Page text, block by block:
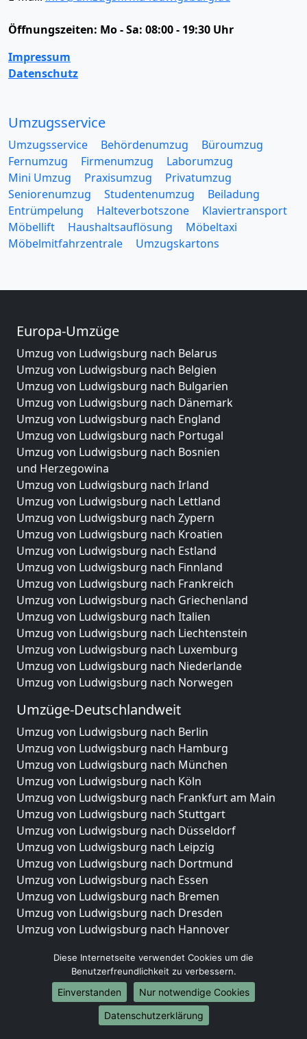
Öffnungszeiten: Mo - Sa: 08:00 - 19:30 Uhr
Impressum
Datenschutz
Umzugsservice
Umzugsservice Behördenumzug
Büroumzug
Fernumzug
Firmenumzug
Laborumzug
Mini Umzug
Praxisumzug
Privatumzug
Seniorenumzug
Studentenumzug
Beiladung
Entrümpelung
Halteverbotszone
Klaviertransport
Möbellift
Haushaltsauflösung
Möbeltaxi
Möbelmitfahrzentrale
Umzugskartons
Europa-Umzüge
Umzug von Ludwigsburg nach Belarus
Umzug von Ludwigsburg nach Belgien
Umzug von Ludwigsburg nach Bulgarien
Umzug von Ludwigsburg nach Dänemark
Umzug von Ludwigsburg nach England
Umzug von Ludwigsburg nach Portugal
Umzug von Ludwigsburg nach Bosnien
und Herzegowina
Umzug von Ludwigsburg nach Irland
Umzug von Ludwigsburg nach Lettland
Umzug von Ludwigsburg nach Zypern
Umzug von Ludwigsburg nach Kroatien
Umzug von Ludwigsburg nach Estland
Umzug von Ludwigsburg nach Finnland
Umzug von Ludwigsburg nach Frankreich
Umzug von Ludwigsburg nach Griechenland
Umzug von Ludwigsburg nach Italien
Umzug von Ludwigsburg nach Liechtenstein
Umzug von Ludwigsburg nach Luxemburg
Umzug von Ludwigsburg nach Niederlande
Umzug von Ludwigsburg nach Norwegen
Umzüge-Deutschlandweit
Umzug von Ludwigsburg nach Berlin
Umzug von Ludwigsburg nach Hamburg
Umzug von Ludwigsburg nach München
Umzug von Ludwigsburg nach Köln
Umzug von Ludwigsburg nach Frankfurt am Main
Umzug von Ludwigsburg nach Stuttgart
Umzug von Ludwigsburg nach Düsseldorf
Umzug von Ludwigsburg nach Leipzig
Umzug von Ludwigsburg nach Dortmund
Umzug von Ludwigsburg nach Essen
Umzug von Ludwigsburg nach Bremen
Umzug von Ludwigsburg nach Dresden
Umzug von Ludwigsburg nach Hannover
Umzug von Ludwigsburg nach Duisburg
Umzug von Ludwigsburg nach Bochum
Umzug von Ludwigsburg nach Wuppertal
Umzug von Ludwigsburg nach Bielefeld
Umzug von Ludwigsburg nach Bonn
Diese Internetseite verwendet Cookies um die
Benutzerfreundlichkeit zu verbessern.
Einverstanden
Nur notwendige Cookies
Datenschutzerklärung